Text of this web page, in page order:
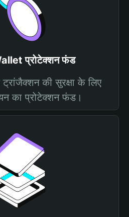
प्रोटेक्शन फंड
की सुरक्षा के लिए
का प्रोटेक्शन फंड।